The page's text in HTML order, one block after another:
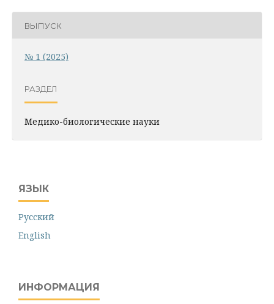
ВЫПУСК
№ 1 (2025)
РАЗДЕЛ
Медико-биологические науки
ЯЗЫК
Русский
English
ИНФОРМАЦИЯ